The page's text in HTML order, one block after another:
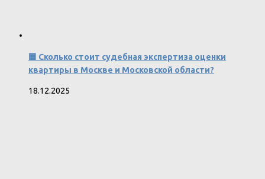
🟦 Сколько стоит судебная экспертиза оценки
квартиры в Москве и Московской области?
18.12.2025